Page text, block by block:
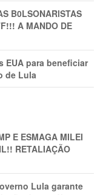
B0LSONARlSTAS
A MANDO DE
EUA para beneficiar
de Lula
E ESMAGA MILEI
RETALIAÇÃO
Lula garante